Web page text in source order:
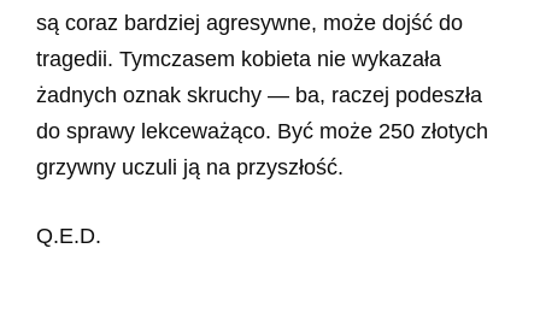
są coraz bardziej agresywne, może dojść do
tragedii. Tymczasem kobieta nie wykazała
żadnych oznak skruchy — ba, raczej podeszła
do sprawy lekceważąco. Być może 250 złotych
grzywny uczuli ją na przyszłość.
Q.E.D.